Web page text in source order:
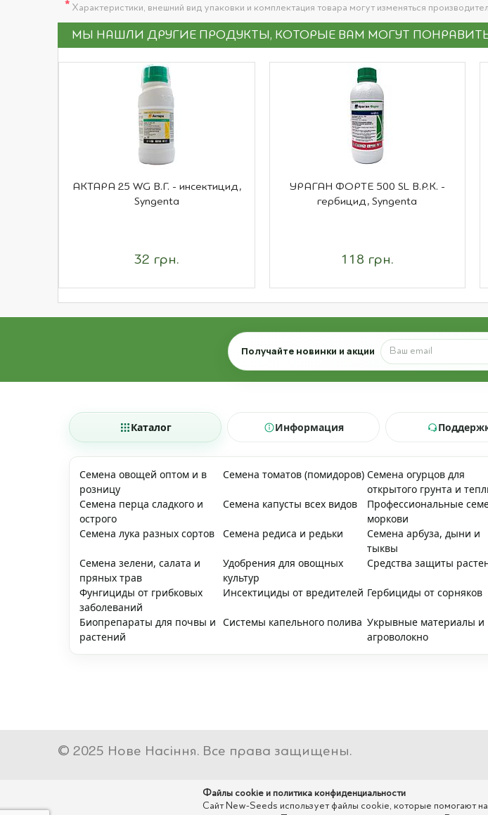
* Характеристики, внешний вид упаковки и комплектация товара могут изменяться
МЫ НАШЛИ ДРУГИЕ ПРОДУКТЫ, КОТОРЫЕ ВАМ МОГУТ
АКТАРА 25 WG В.Г. - инсектицид,
Syngenta
32 грн.
УРАГАН ФОРТЕ 500 SL В.Р.К. -
гербицид, Syngenta
118 грн.
Email
Получайте новинки и акции
Каталог Информация
Семена овощей оптом и в
розницу
Семена томатов (помидоров) Семена огурцов для
открытого грунта и
Семена перца сладкого и
острого
Семена капусты всех видов
Профессиональные
моркови
Семена лука разных сортов
Семена редиса и редьки
Семена арбуза, дыни и
тыквы
Семена зелени, салата и
пряных трав
Удобрения для овощных
культур
Средства защиты
Фунгициды от грибковых
заболеваний
Инсектициды от вредителей Гербициды от сорняков
Биопрепараты для почвы и
растений
Системы капельного полива Укрывные материалы и
агроволокно
© 2025 Нове Насіння. Все права защищены.
Файлы cookie и политика конфиденциальности
Сайт New-Seeds использует файлы cookie, которые помогают